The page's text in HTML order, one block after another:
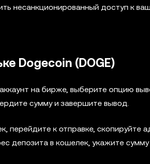
несанкционированный доступ к
Dogecoin (DOGE)
на бирже, выберите опцию
сумму и завершите вывод.
перейдите к отправке, скопируйте
депозита в кошелек, укажите сумму